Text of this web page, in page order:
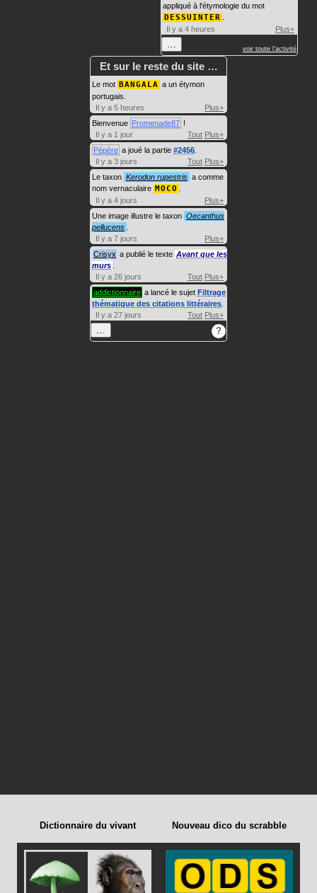
appliqué à l'étymologie du mot
DESSUINTER
Il y a 4 heures
Plus+
… voir toute l'activité
Et sur le reste du site …
Le mot BANGALA a un étymon
portugais.
Il y a 5 heures
Plus+
Bienvenue Promenade87 !
Il y a 1 jour
Tout Plus+
Pépère a joué la partie #2456
Il y a 3 jours
Tout Plus+
Le taxon Kerodon rupestris a comme
nom vernaculaire MOCO
Il y a 4 jours
Plus+
Une image illustre le taxon Oecanthus
pellucens
Il y a 7 jours
Plus+
Crisyx a publié le texte Avant que les
murs
Il y a 26 jours
Tout Plus+
addictionnaire a lancé le sujet Filtrage
thématique des citations littéraires
Il y a 27 jours
Tout Plus+
… ?
Dictionnaire du vivant Nouveau dico du scrabble